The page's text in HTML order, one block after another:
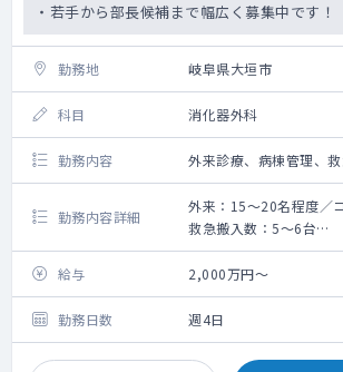
・若手から部長候補まで幅広く募集中です！
勤務地 岐阜県大垣市
科目 消化器外科
勤務内容 外来診療、病棟管理、
勤務内容詳細
外来：15～20名程度／
救急搬入数：5～6台
手術：1～2コマ/週 ※
よる
■外来診療 15～20名/
■病棟管理 10～20名(
■救急対応 救急車受
■手術 週２コマ程度
給与 2,000万円～
勤務日数 週4日